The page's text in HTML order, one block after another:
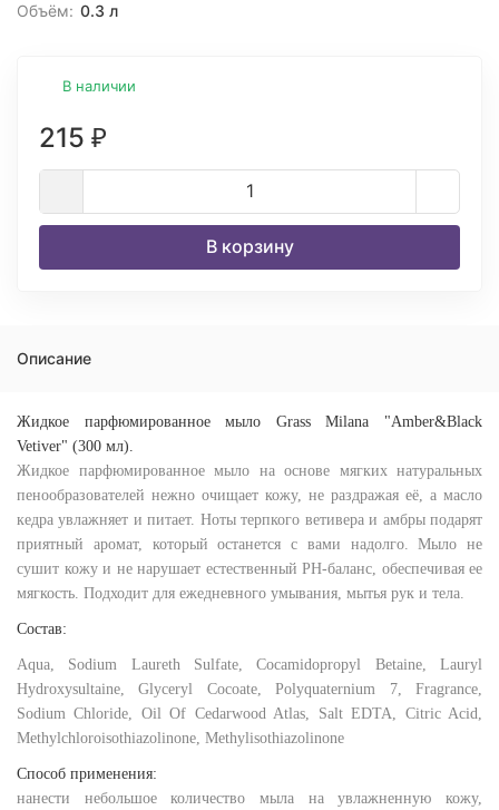
Объём: 0.3 л
В наличии
215 ₽
В корзину
Описание
Жидкое парфюмированное мыло Grass Milana "Amber&Black
Vetiver" (300 мл).
Жидкое парфюмированное мыло на основе мягких натуральных
пенообразователей нежно очищает кожу, не раздражая её, а масло
кедра увлажняет и питает. Ноты терпкого ветивера и амбры подарят
приятный аромат, который останется с вами надолго. Мыло не
сушит кожу и не нарушает естественный PH-баланс, обеспечивая ее
мягкость. Подходит для ежедневного умывания, мытья рук и тела.
Состав:
Aqua, Sodium Laureth Sulfate, Cocamidopropyl Betaine, Lauryl
Hydroxysultaine, Glyceryl Cocoate, Polyquaternium 7, Fragrance,
Sodium Chloride, Oil Of Cedarwood Atlas, Salt EDTA, Citric Acid,
Methylchloroisothiazolinone, Methylisothiazolinone
Способ применения:
нанести небольшое количество мыла на увлажненную кожу,